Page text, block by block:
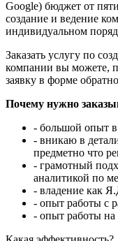
Google) бюджет от
создание и ведение
индивидуальном
Заказать услугу по
компании вы можете,
заявку в форме
Почему нужно
- большой опыт в
- вникаю в
предметно что
- грамотный
аналитикой по
- владение как
- опыт работы с
- опыт работы